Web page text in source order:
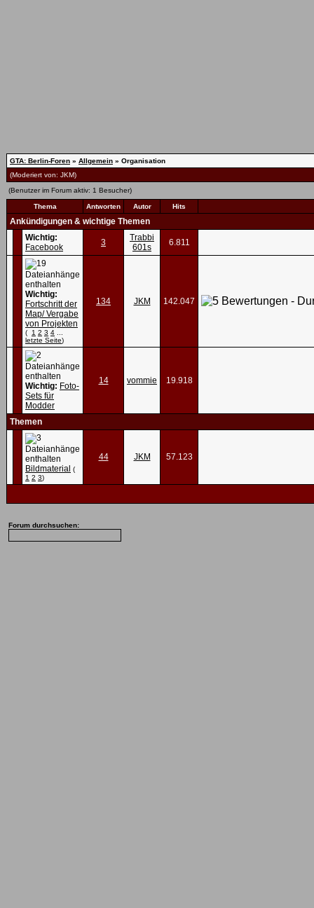
GTA: Berlin-Foren » Allgemein » Organisation
(Moderiert von: JKM)
(Benutzer im Forum aktiv: 1 Besucher)
Thema Antworten Autor Hits
Ankündigungen & wichtige Themen
Wichtig:
Facebook
3
Trabbi
601s
6.811
Wichtig:
Fortschritt der
Map/ Vergabe
von Projekten
( 1 2 3 4
letzte Seite)
134 JKM 142.047
Wichtig: Foto-
Sets für
Modder
14 vommie 19.918
Themen
Bildmaterial (
1 2 3)
44 JKM 57.123
Forum durchsuchen: